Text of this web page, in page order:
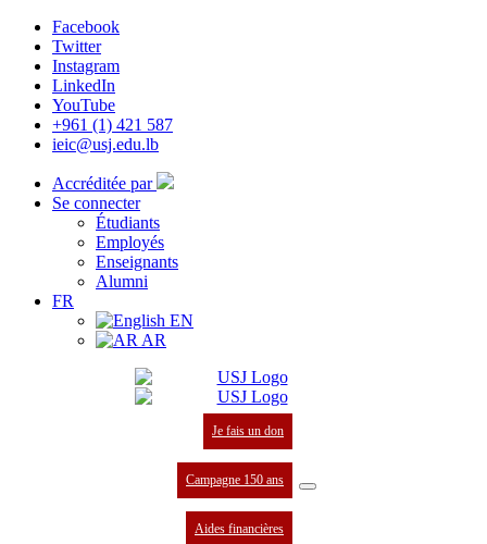
Facebook
Twitter
Instagram
LinkedIn
YouTube
+961 (1) 421 587
ieic@usj.edu.lb
Accréditée par
Se connecter
Étudiants
Employés
Enseignants
Alumni
FR
EN
AR
Je fais un don
Campagne 150 ans
Aides financières